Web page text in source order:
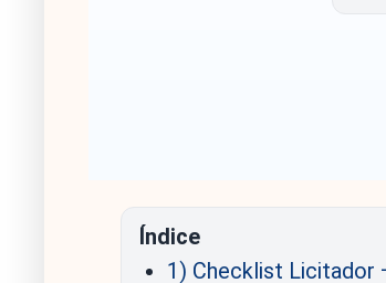
Índice
1) Checklist Licitador